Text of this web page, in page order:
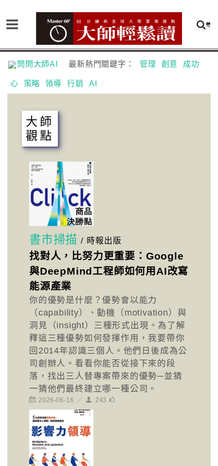
問問大師AI 最新熱門關鍵字： 管理 創意 成功
心 策略 領導 行銷 AI
大師
觀點
書市掃描 / 時報出版
找對人，比努力更重要：Google
與DeepMind工程師如何用AI改寫
能源產業
你的優勢是什麼？優勢會以能力
（capability）、動機（motivation）與
洞見（insight）三種形式出現。為了解
釋這三種優勢如何發揮作用，我要帶你
回2014年認識三個人。他們日後成為公
司創辦人。看看你能否從接下來的段
落，找出三人替專案帶來的優勢─並猜
一猜他們最終建立哪一種公司。
2026-06-16 ／ 243